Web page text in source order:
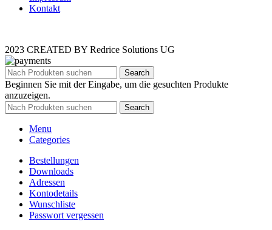
Kontakt
2023 CREATED BY Redrice Solutions UG
Search
Beginnen Sie mit der Eingabe, um die gesuchten Produkte
anzuzeigen.
Search
Menu
Categories
Bestellungen
Downloads
Adressen
Kontodetails
Wunschliste
Passwort vergessen